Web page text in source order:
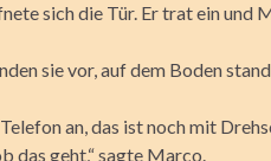
sich die Tür. Er trat ein und
sie vor, auf dem Boden
an, das ist noch mit
das geht,“ sagte Marco.